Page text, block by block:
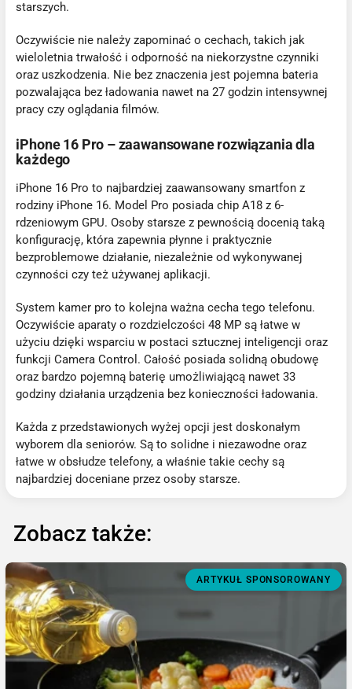
starszych.
Oczywiście nie należy zapominać o cechach, takich jak
wieloletnia trwałość i odporność na niekorzystne czynniki
oraz uszkodzenia. Nie bez znaczenia jest pojemna bateria
pozwalająca bez ładowania nawet na 27 godzin intensywnej
pracy czy oglądania filmów.
iPhone 16 Pro – zaawansowane rozwiązania dla
każdego
iPhone 16 Pro to najbardziej zaawansowany smartfon z
rodziny iPhone 16. Model Pro posiada chip A18 z 6-
rdzeniowym GPU. Osoby starsze z pewnością docenią taką
konfigurację, która zapewnia płynne i praktycznie
bezproblemowe działanie, niezależnie od wykonywanej
czynności czy też używanej aplikacji.
System kamer pro to kolejna ważna cecha tego telefonu.
Oczywiście aparaty o rozdzielczości 48 MP są łatwe w
użyciu dzięki wsparciu w postaci sztucznej inteligencji oraz
funkcji Camera Control. Całość posiada solidną obudowę
oraz bardzo pojemną baterię umożliwiającą nawet 33
godziny działania urządzenia bez konieczności ładowania.
Każda z przedstawionych wyżej opcji jest doskonałym
wyborem dla seniorów. Są to solidne i niezawodne oraz
łatwe w obsłudze telefony, a właśnie takie cechy są
najbardziej doceniane przez osoby starsze.
Zobacz także:
ARTYKUŁ SPONSOROWANY